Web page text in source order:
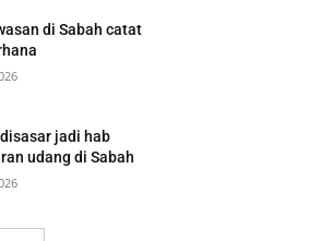
di Sabah catat
jadi hab
udang di Sabah